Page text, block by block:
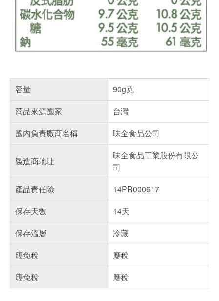
容量
90g克
商品來源國家
台灣
國內負責廠商名稱
味全食品公司
製造商地址
味全食品工業股份有限公
司
產品責任險
14PR000617
保存天數
14天
保存溫層
冷藏
應免稅
應稅
應免稅
應稅